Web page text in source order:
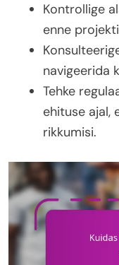
Kontrollige
enne
navigeerida
Tehke
ehituse ajal,
rikkumisi.